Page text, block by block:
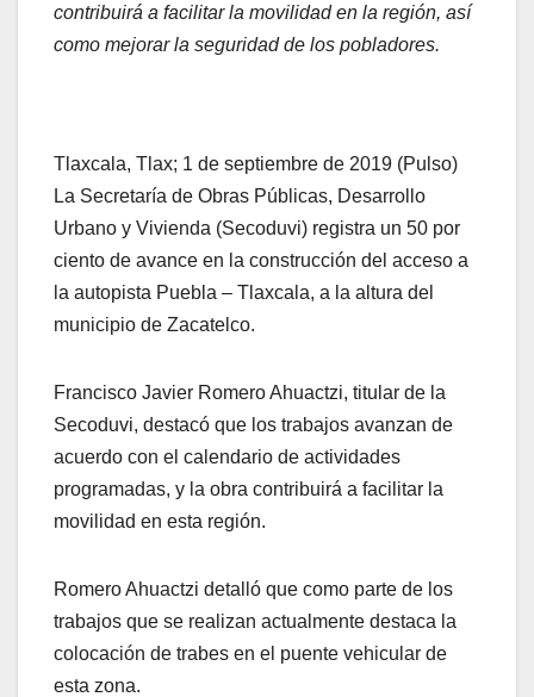
contribuirá a facilitar la movilidad en la región, así
como mejorar la seguridad de los pobladores.
Tlaxcala, Tlax; 1 de septiembre de 2019 (Pulso)
La Secretaría de Obras Públicas, Desarrollo
Urbano y Vivienda (Secoduvi) registra un 50 por
ciento de avance en la construcción del acceso a
la autopista Puebla – Tlaxcala, a la altura del
municipio de Zacatelco.
Francisco Javier Romero Ahuactzi, titular de la
Secoduvi, destacó que los trabajos avanzan de
acuerdo con el calendario de actividades
programadas, y la obra contribuirá a facilitar la
movilidad en esta región.
Romero Ahuactzi detalló que como parte de los
trabajos que se realizan actualmente destaca la
colocación de trabes en el puente vehicular de
esta zona.